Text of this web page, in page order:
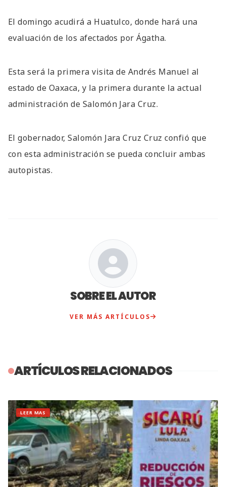
El domingo acudirá a Huatulco, donde hará una
evaluación de los afectados por Ágatha.
Esta será la primera visita de Andrés Manuel al
estado de Oaxaca, y la primera durante la actual
administración de Salomón Jara Cruz.
El gobernador, Salomón Jara Cruz Cruz confió que
con esta administración se pueda concluir ambas
autopistas.
SOBRE EL AUTOR
VER MÁS ARTÍCULOS
ARTÍCULOS RELACIONADOS
LEER MAS